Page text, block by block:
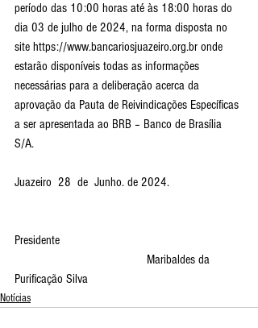
período das 10:00 horas até às 18:00 horas do
dia 03 de julho de 2024, na forma disposta no
site https://www.bancariosjuazeiro.org.br onde
estarão disponíveis todas as informações
necessárias para a deliberação acerca da
aprovação da Pauta de Reivindicações Específicas
a ser apresentada ao BRB – Banco de Brasília
S/A.
Juazeiro  28  de  Junho. de 2024.
Presidente
Purificação Silva
Notícias